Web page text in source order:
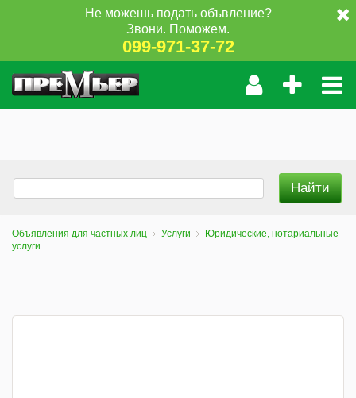
Не можешь подать объвление?
Звони. Поможем.
099-971-37-72
Объявления для частных лиц Услуги
Юридические, нотариальные
услуги